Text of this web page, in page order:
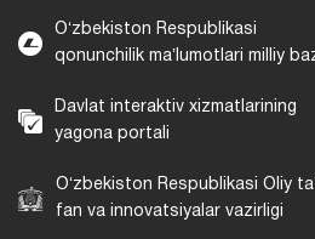
Oʻzbekiston Respublikasi
qonunchilik maʼlumotlari milliy
Davlat interaktiv xizmatlarining
yagona portali
Oʻzbekiston Respublikasi Oliy
fan va innovatsiyalar vazirligi